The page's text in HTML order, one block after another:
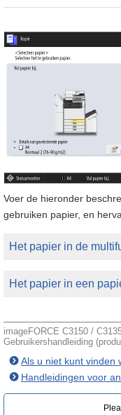
Voer de hieronder
gebruiken papier, en
Het papier in de
Het papier in een
imageFORCE C3150 /
Gebruikershandleiding
Als u niet kunt vinden
Handleidingen voor